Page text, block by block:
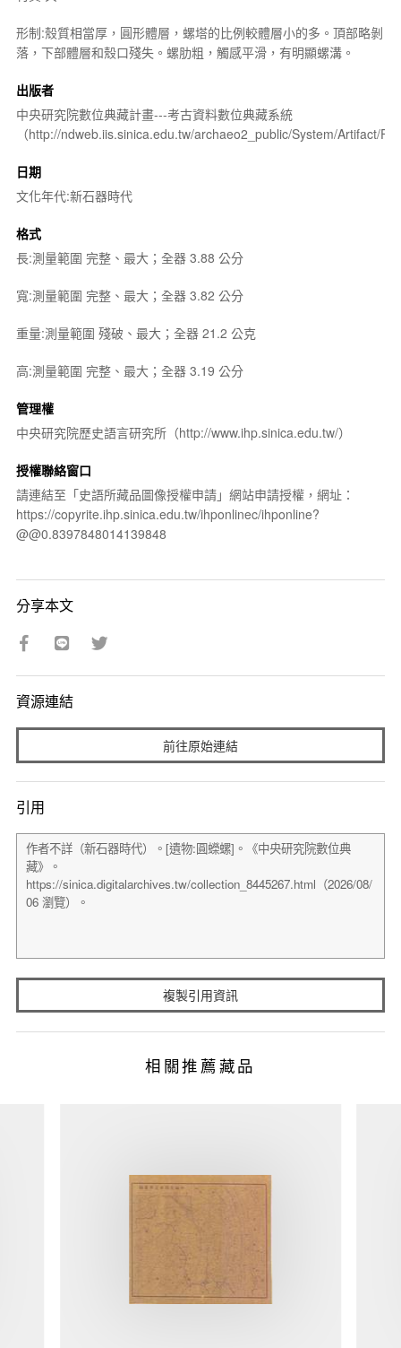
形制:殼質相當厚，圓形體層，螺塔的比例較體層小的多。頂部略剝
落，下部體層和殼口殘失。螺肋粗，觸感平滑，有明顯螺溝。
出版者
中央研究院數位典藏計畫---考古資料數位典藏系統
（http://ndweb.iis.sinica.edu.tw/archaeo2_public/System/Artifact/
日期
文化年代:新石器時代
格式
長:測量範圍 完整、最大；全器 3.88 公分
寬:測量範圍 完整、最大；全器 3.82 公分
重量:測量範圍 殘破、最大；全器 21.2 公克
高:測量範圍 完整、最大；全器 3.19 公分
管理權
中央研究院歷史語言研究所（http://www.ihp.sinica.edu.tw/）
授權聯絡窗口
請連結至「史語所藏品圖像授權申請」網站申請授權，網址：
https://copyrite.ihp.sinica.edu.tw/ihponlinec/ihponline?
@@0.8397848014139848
分享本文
資源連結
前往原始連結
引用
複製引用資訊
相關推薦藏品